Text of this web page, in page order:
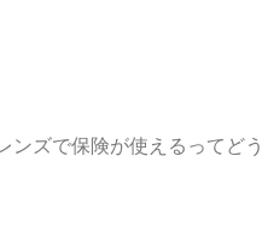
ンズで保険が使えるって